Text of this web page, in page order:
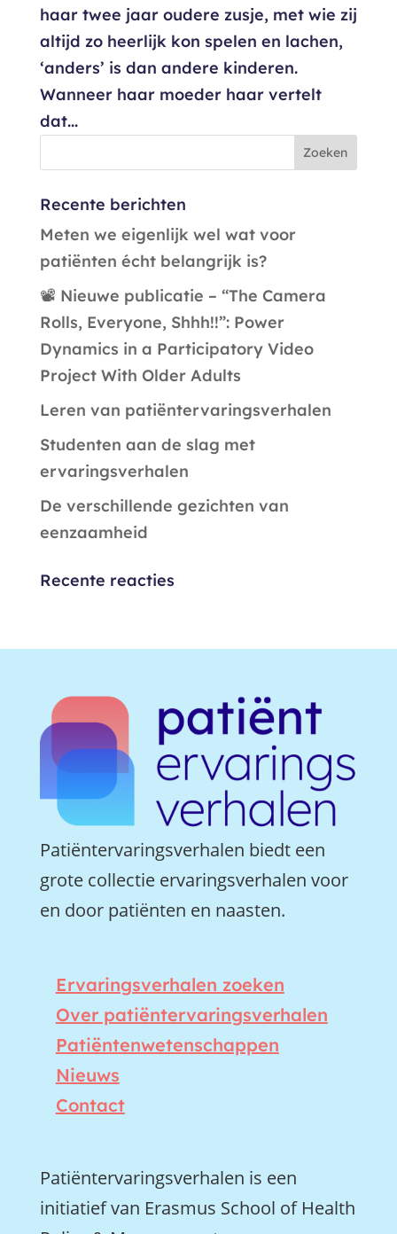
haar twee jaar oudere zusje, met wie zij
altijd zo heerlijk kon spelen en lachen,
‘anders’ is dan andere kinderen.
Wanneer haar moeder haar vertelt
dat...
Recente berichten
Meten we eigenlijk wel wat voor
patiënten écht belangrijk is?
📽️ Nieuwe publicatie – “The Camera
Rolls, Everyone, Shhh!!”: Power
Dynamics in a Participatory Video
Project With Older Adults
Leren van patiëntervaringsverhalen
Studenten aan de slag met
ervaringsverhalen
De verschillende gezichten van
eenzaamheid
Recente reacties
Patiëntervaringsverhalen biedt een
grote collectie ervaringsverhalen voor
en door patiënten en naasten.
Ervaringsverhalen zoeken
Over patiëntervaringsverhalen
Patiëntenwetenschappen
Nieuws
Contact
Patiëntervaringsverhalen is een
initiatief van Erasmus School of Health